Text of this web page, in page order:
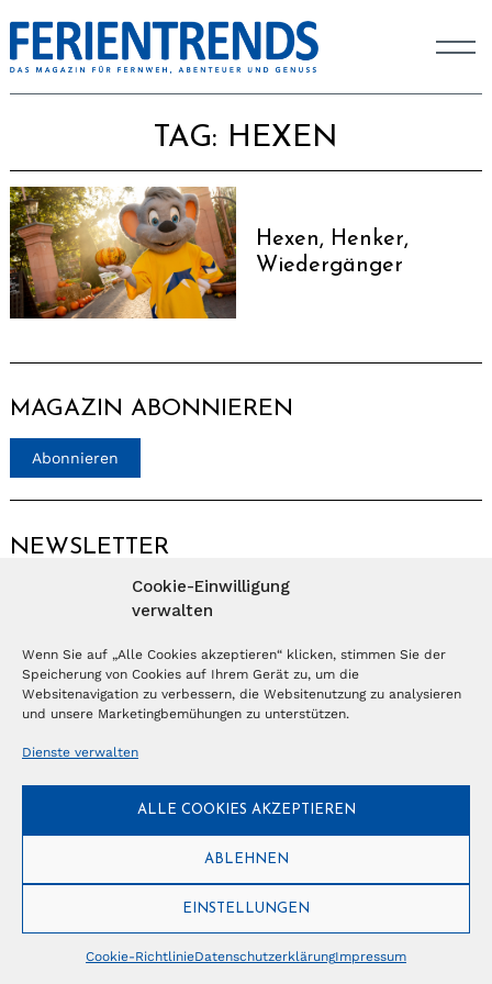
Cookie-Einwilligung
verwalten
Wenn Sie auf „Alle Cookies akzeptieren“ klicken, stimmen Sie der
Speicherung von Cookies auf Ihrem Gerät zu, um die
Websitenavigation zu verbessern, die Websitenutzung zu analysieren
und unsere Marketingbemühungen zu unterstützen.
Dienste verwalten
ALLE COOKIES AKZEPTIEREN
ABLEHNEN
EINSTELLUNGEN
Cookie-RichtlinieDatenschutzerklärungImpressum
TAG: HEXEN
Hexen, Henker,
Wiedergänger
MAGAZIN ABONNIEREN
Abonnieren
NEWSLETTER
© Copyright 2026 – Ferientrends // info@tlvg.ch// +41 31 300 30 85 //
Tourismus Lifestyle Verlag GmbH // Frohbergweg 1 - CH-3012 Bern //
Datenschutzerklärung//Impressum